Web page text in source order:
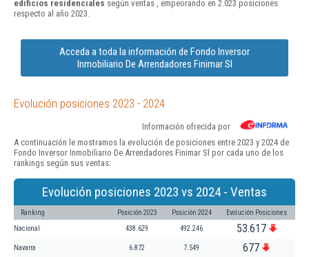
edificios residenciales según ventas , empeorando en 2.023 posiciones
respecto al año 2023.
Acceda a toda la información de Fondo Inversor
Inmobiliario De Arrendadores Finimar Sl
Evolución posiciones 2023 - 2024
Información ofrecida por
A continuación le mostramos la evolución de posiciones entre 2023 y 2024 de
Fondo Inversor Inmobiliario De Arrendadores Finimar Sl por cada uno de los
rankings según sus ventas:
Evolución posiciones 2023 vs 2024 - Ventas
Ranking Posición 2023 Posición 2024 Evolución Posiciones
Nacional 438.629 492.246 53.617
Navarra 6.872 7.549 677